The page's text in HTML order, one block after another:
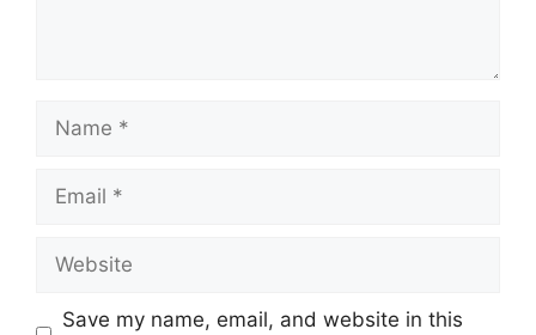
Save my name, email, and website in this